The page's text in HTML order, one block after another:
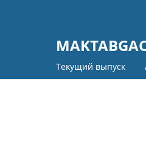
Текущий выпуск